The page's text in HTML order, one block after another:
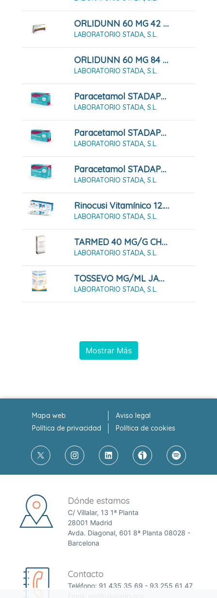
ORLIDUNN 60 MG 42 CÁPSULAS DURAS
LABORATORIO STADA, S.L.
ORLIDUNN 60 MG 84 CÁPSULAS DURAS
LABORATORIO STADA, S.L.
Paracetamol STADAPHARM 1 G 10 Comprimidos EFG
LABORATORIO STADA, S.L.
Paracetamol STADAPHARM 500mg 20 Comprimidos EFG
LABORATORIO STADA, S.L.
Paracetamol STADAPHARM 650 Mg 20 Comprimidos EFG
LABORATORIO STADA, S.L.
Rinocusi Vitamínico 12.500 UI/g Pomada Nasal
LABORATORIO STADA, S.L.
TARMED 40 MG/G CHAMPU 150 ML
LABORATORIO STADA, S.L.
TOSSEVO MG/ML JARABE EFG 200 ML
LABORATORIO STADA, S.L.
Mostrar Más
Mapa web
Aviso legal
Política de privacidad
Política de cookies
Dónde estamos
C/ Villalar, 13 1ª Planta
28001 Madrid
Avda. Diagonal, 601 8ª Planta 08028 -
Barcelona
Contacto
Teléfono: 91 435 35 69 - 93 255 61 47